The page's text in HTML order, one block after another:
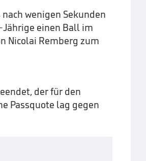
wenigen Sekunden
Jährige einen Ball im
Nicolai Remberg zum
der für den
Passquote lag gegen